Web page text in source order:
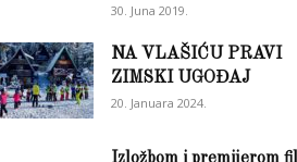
30. Juna 2019.
NA VLAŠIĆU PRAVI
ZIMSKI UGOĐAJ
20. Januara 2024.
Izložbom i premijerom